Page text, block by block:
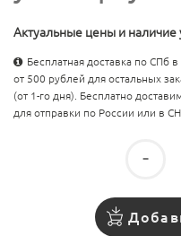
Актуальные цены и
Бесплатная доставка по СПб
от 500 рублей для остальных
(от 1-го дня). Бесплатно
для отправки по России или в
-